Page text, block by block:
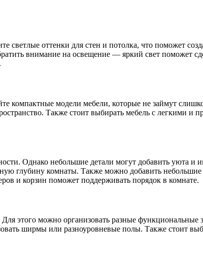
светлые оттенки для стен и потолка, что поможет
внимание на освещение — яркий свет поможет
компактные модели мебели, которые не займут
Также стоит выбирать мебель с легкими и
Однако небольшие детали могут добавить уюта и
глубину комнаты. Также можно добавить
и корзин поможет поддерживать порядок в комнате.
этого можно организовать разные
ширмы или разноуровневые полы. Также стоит